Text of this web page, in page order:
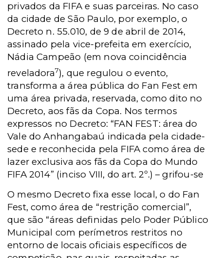
privados da FIFA e suas parceiras. No caso
da cidade de São Paulo, por exemplo, o
Decreto n. 55.010, de 9 de abril de 2014,
assinado pela vice-prefeita em exercício,
Nádia Campeão (em nova coincidência
reveladora7), que regulou o evento,
transforma a área pública do Fan Fest em
uma área privada, reservada, como dito no
Decreto, aos fãs da Copa. Nos termos
expressos no Decreto: “FAN FEST: área do
Vale do Anhangabaú indicada pela cidade-
sede e reconhecida pela FIFA como área de
lazer exclusiva aos fãs da Copa do Mundo
FIFA 2014” (inciso VIII, do art. 2º.) – grifou-se
O mesmo Decreto fixa esse local, o do Fan
Fest, como área de “restrição comercial”,
que são “áreas definidas pelo Poder Público
Municipal com perímetros restritos no
entorno de locais oficiais específicos de